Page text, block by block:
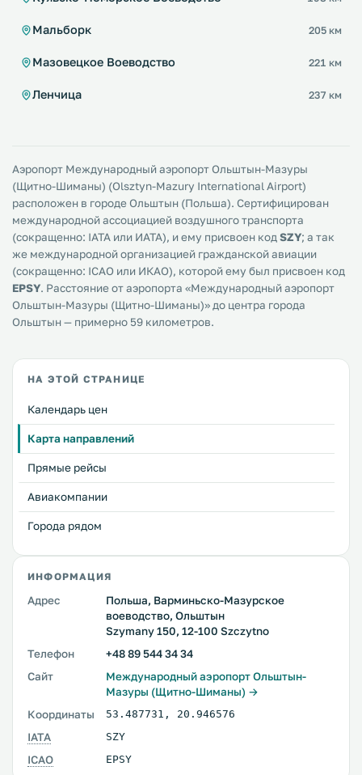
Мальборк 205 км
Мазовецкое Воеводство 221 км
Ленчица 237 км
Аэропорт Международный аэропорт Ольштын-Мазуры
(Щитно-Шиманы) (Olsztyn-Mazury International Airport)
расположен в городе Ольштын (Польша). Сертифицирован
международной ассоциацией воздушного транспорта
(сокращенно: IATA или ИАТА), и ему присвоен код SZY; а так
же международной организацией гражданской авиации
(сокращенно: ICAO или ИКАО), которой ему был присвоен код
EPSY. Расстояние от аэропорта «Международный аэропорт
Ольштын-Мазуры (Щитно-Шиманы)» до центра города
Ольштын — примерно 59 километров.
НА ЭТОЙ СТРАНИЦЕ
Календарь цен
Карта направлений
Прямые рейсы
Авиакомпании
Города рядом
ИНФОРМАЦИЯ
Адрес
Польша, Варминьско-Мазурское
воеводство, Ольштын
Szymany 150, 12-100 Szczytno
Телефон
+48 89 544 34 34
Сайт
Международный аэропорт Ольштын-
Мазуры (Щитно-Шиманы) →
Координаты
53.487731 , 20.946576
IATA SZY
ICAO EPSY